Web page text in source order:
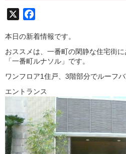
本日の新着情報です。
おススメは、一番町の閑静な住宅街
「一番町ルナソル」です。
ワンフロア1住戸、3階部分でルーフ
エントランス